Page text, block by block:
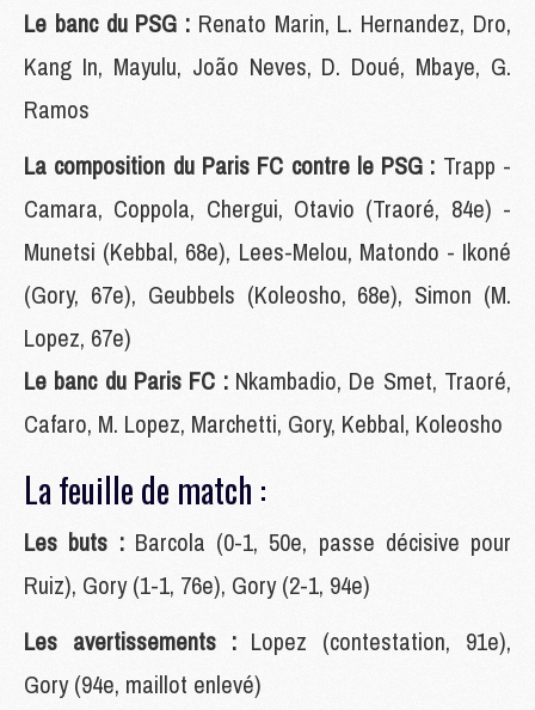
Le banc du PSG : Renato Marin, L. Hernandez, Dro,
Kang In, Mayulu, João Neves, D. Doué, Mbaye, G.
Ramos
La composition du Paris FC contre le PSG : Trapp -
Camara, Coppola, Chergui, Otavio (Traoré, 84e) -
Munetsi (Kebbal, 68e), Lees-Melou, Matondo - Ikoné
(Gory, 67e), Geubbels (Koleosho, 68e), Simon (M.
Lopez, 67e)
Le banc du Paris FC : Nkambadio, De Smet, Traoré,
Cafaro, M. Lopez, Marchetti, Gory, Kebbal, Koleosho
La feuille de match :
Les buts :Barcola (0-1, 50e, passe décisive pour
Ruiz), Gory (1-1, 76e), Gory (2-1, 94e)
Les avertissements :Lopez (contestation, 91e),
Gory (94e, maillot enlevé)